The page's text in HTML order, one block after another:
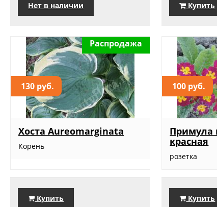
Нет в наличии Купить
130 руб.
Распродажа
Хоста Aureomarginata
Корень
Купить
100 руб.
Примула
красная
розетка
Купить